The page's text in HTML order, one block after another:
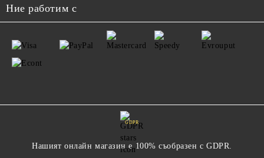
Ние работим с
GDPR
Нашият онлайн магазин е 100% съобразен с GDPR.